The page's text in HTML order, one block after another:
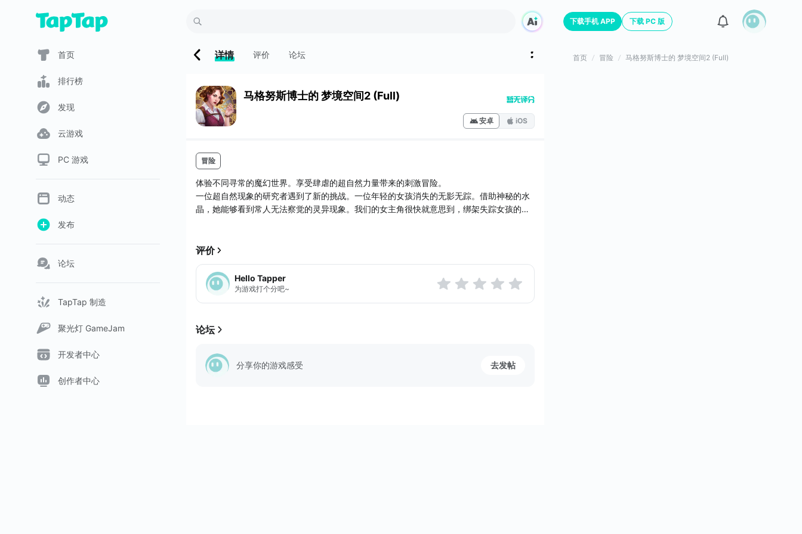
首页
排行榜
发现
云游戏
PC 游戏
动态
发布
论坛
TapTap 制造
聚光灯 GameJam
开发者中心
创作者中心
详情 评价 论坛
马格努斯博士的 梦境空间2 (Full)
安卓 iOS
冒险
体验不同寻常的魔幻世界。享受肆虐的超自然力量带来的刺激冒险。
一位超自然现象的研究者遇到了新的挑战。一位年轻的女孩消失的无影无踪。借助神秘的水
晶，她能够看到常人无法察觉的灵异现象。我们的女主角很快就意思到，绑架失踪女孩的，
她历经噩梦的折磨，揭露谜团的真相，直面邪恶的幽灵，并最终揭开了马格努斯博士的梦境
她能够击败现身于现实世界的噩梦吗？她又能否解开离奇绑架的谜团？
• 22个令人着迷的小游戏！
评价
Hello Tapper
为游戏打个分吧~
论坛
分享你的游戏感受 去发帖
下载手机 APP 下载 PC 版
首页 冒险 马格努斯博士的 梦境空间2 (Full)